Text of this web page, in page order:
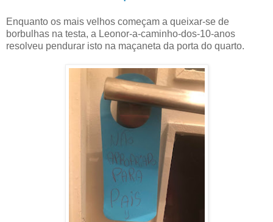
Enquanto os mais velhos começam a queixar-se de
borbulhas na testa, a Leonor-a-caminho-dos-10-anos
resolveu pendurar isto na maçaneta da porta do quarto.